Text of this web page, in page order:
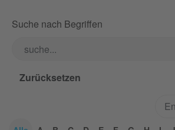
Suche nach Begriffen